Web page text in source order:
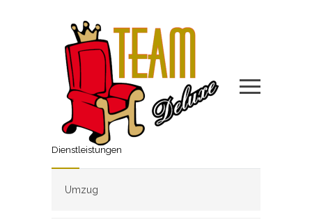
Dienstleistungen
Umzug